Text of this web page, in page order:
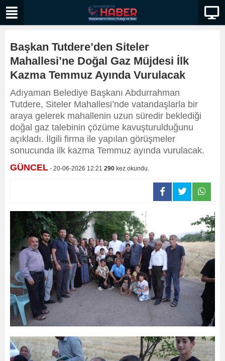
Başkan Tutdere’den Siteler
Mahallesi’ne Doğal Gaz Müjdesi İlk
Kazma Temmuz Ayında Vurulacak
Adıyaman Belediye Başkanı Abdurrahman
Tutdere, Siteler Mahallesi’nde vatandaşlarla bir
araya gelerek mahallenin uzun süredir beklediği
doğal gaz talebinin çözüme kavuşturulduğunu
açıkladı. İlgili firma ile yapılan görüşmeler
sonucunda ilk kazma Temmuz ayında vurulacak.
GÜNCEL - 20-06-2026 12:21 290 kez okundu.